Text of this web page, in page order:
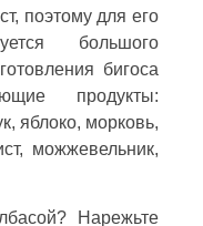
поэтому для его
большого
бигоса
продукты:
яблоко, морковь,
можжевельник,
Нарежьте